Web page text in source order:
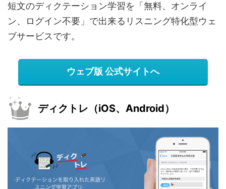
短文のディクテーション学習を「無料、オンライ
ン、ログイン不要」で出来るリスニング特化型ウェ
ブサービスです。
ウェブ版 公式サイトへ
ディクトレ（iOS、Android）